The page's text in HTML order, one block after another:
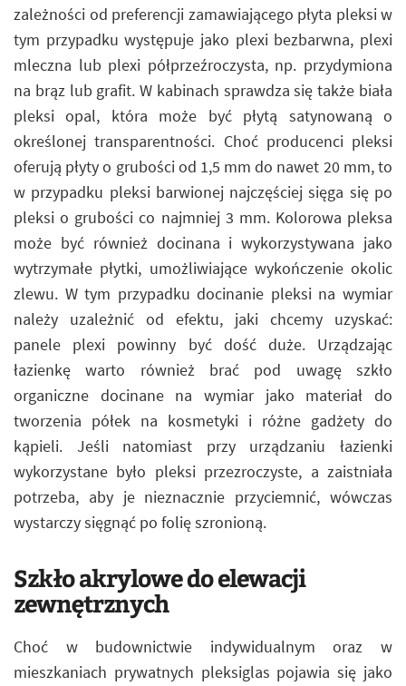
zależności od preferencji zamawiającego płyta pleksi w
tym przypadku występuje jako plexi bezbarwna, plexi
mleczna lub plexi półprzeźroczysta, np. przydymiona
na brąz lub grafit. W kabinach sprawdza się także biała
pleksi opal, która może być płytą satynowaną o
określonej transparentności. Choć producenci pleksi
oferują płyty o grubości od 1,5 mm do nawet 20 mm, to
w przypadku pleksi barwionej najczęściej sięga się po
pleksi o grubości co najmniej 3 mm. Kolorowa pleksa
może być również docinana i wykorzystywana jako
wytrzymałe płytki, umożliwiające wykończenie okolic
zlewu. W tym przypadku docinanie pleksi na wymiar
należy uzależnić od efektu, jaki chcemy uzyskać:
panele plexi powinny być dość duże. Urządzając
łazienkę warto również brać pod uwagę szkło
organiczne docinane na wymiar jako materiał do
tworzenia półek na kosmetyki i różne gadżety do
kąpieli. Jeśli natomiast przy urządzaniu łazienki
wykorzystane było pleksi przezroczyste, a zaistniała
potrzeba, aby je nieznacznie przyciemnić, wówczas
wystarczy sięgnąć po folię szronioną.
Szkło akrylowe do elewacji
zewnętrznych
Choć w budownictwie indywidualnym oraz w
mieszkaniach prywatnych pleksiglas pojawia się jako